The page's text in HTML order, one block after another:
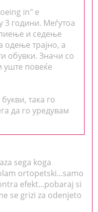
in" e
3 години. Меѓутоа
и седење
одење трајно, а
обувки. Значи со
уште повеќе
така го
да го уредувам
sega koga
ortopetski...samo
efekt...pobaraj si
se grizi za odenjeto